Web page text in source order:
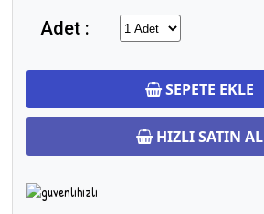
Adet :
SEPETE EKLE
HIZLI SATIN AL